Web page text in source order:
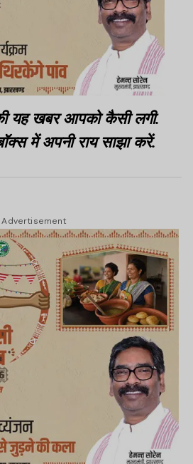
यह खबर आपको कैसी लगी.
में अपनी राय साझा करें.
Advertisement